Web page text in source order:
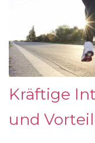
Kräftige
und